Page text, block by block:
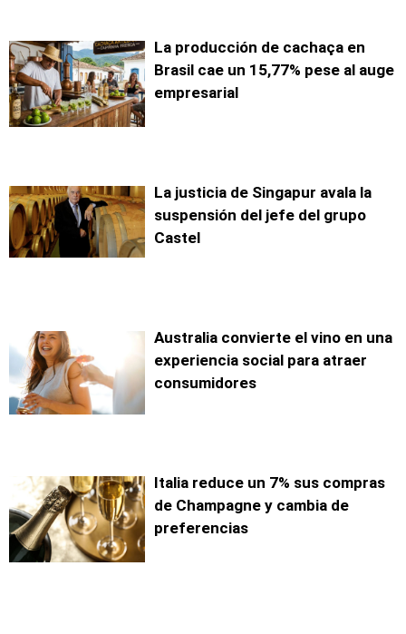
La producción de cachaça en
Brasil cae un 15,77% pese al auge
empresarial
La justicia de Singapur avala la
suspensión del jefe del grupo
Castel
Australia convierte el vino en una
experiencia social para atraer
consumidores
Italia reduce un 7% sus compras
de Champagne y cambia de
preferencias